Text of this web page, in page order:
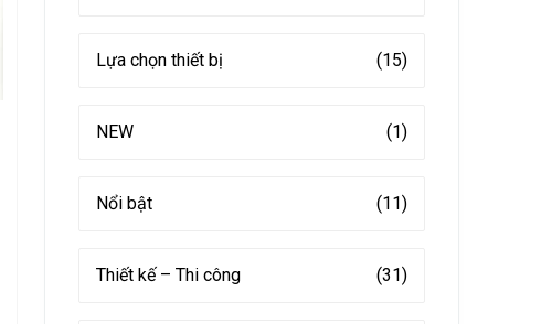
Lựa chọn thiết bị (15)
NEW (1)
Nổi bật (11)
Thiết kế – Thi công (31)